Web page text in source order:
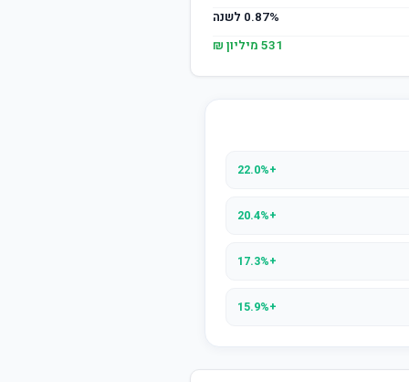
0.87% לשנה
531 מיליון ₪
+22.0%
+20.4%
+17.3%
+15.9%